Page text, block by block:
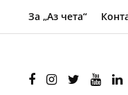
За „Аз чета“